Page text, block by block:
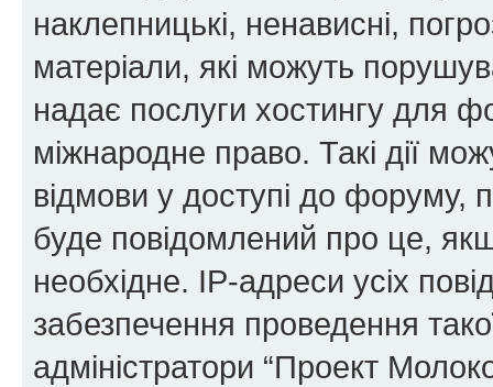
наклепницькі, ненависні,
матеріали, які можуть
надає послуги хостингу для
міжнародне право. Такі дії
відмови у доступі до форуму,
буде повідомлений про це,
необхідне. IP-адреси усіх
забезпечення проведення
адміністратори “Проект